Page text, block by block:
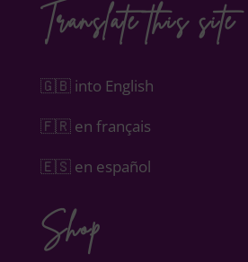
Translate this site
🇬🇧 into English
🇫🇷 en français
🇪🇸 en español
Shop